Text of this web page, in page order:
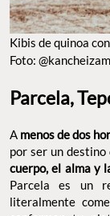
KIBIS DE QUINOA
Parcela,
famoso por ser
Tepozteco de
mesa’ donde
ingredientes que
para ser un
sustentabilidady